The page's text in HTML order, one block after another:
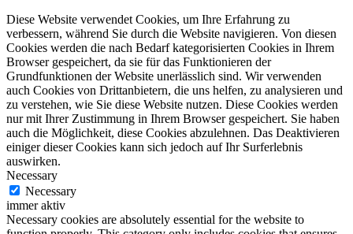
Diese Website verwendet Cookies, um Ihre Erfahrung zu
verbessern, während Sie durch die Website navigieren. Von diesen
Cookies werden die nach Bedarf kategorisierten Cookies in Ihrem
Browser gespeichert, da sie für das Funktionieren der
Grundfunktionen der Website unerlässlich sind. Wir verwenden
auch Cookies von Drittanbietern, die uns helfen, zu analysieren und
zu verstehen, wie Sie diese Website nutzen. Diese Cookies werden
nur mit Ihrer Zustimmung in Ihrem Browser gespeichert. Sie haben
auch die Möglichkeit, diese Cookies abzulehnen. Das Deaktivieren
einiger dieser Cookies kann sich jedoch auf Ihr Surferlebnis
auswirken.
Necessary
Necessary
immer aktiv
Necessary cookies are absolutely essential for the website to